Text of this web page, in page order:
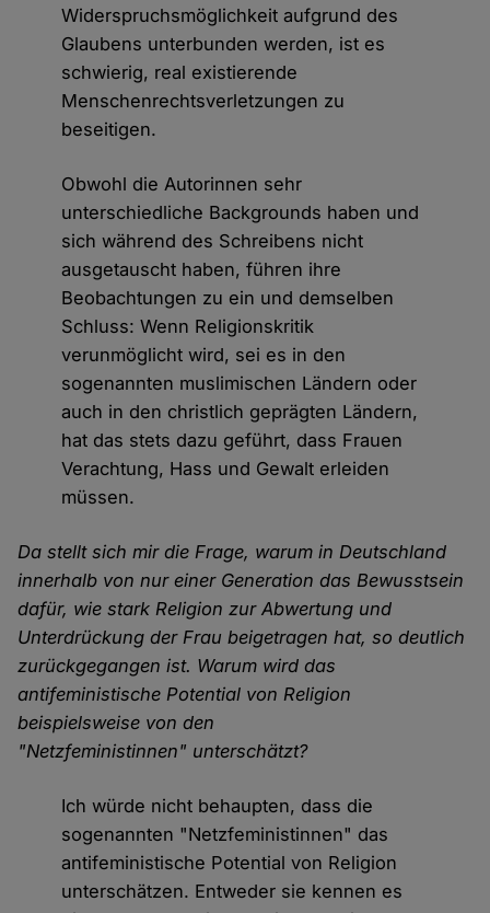
Widerspruchsmöglichkeit aufgrund des
Glaubens unterbunden werden, ist es
schwierig, real existierende
Menschenrechtsverletzungen zu
beseitigen.
Obwohl die Autorinnen sehr
unterschiedliche Backgrounds haben und
sich während des Schreibens nicht
ausgetauscht haben, führen ihre
Beobachtungen zu ein und demselben
Schluss: Wenn Religionskritik
verunmöglicht wird, sei es in den
sogenannten muslimischen Ländern oder
auch in den christlich geprägten Ländern,
hat das stets dazu geführt, dass Frauen
Verachtung, Hass und Gewalt erleiden
müssen.
Da stellt sich mir die Frage, warum in Deutschland
innerhalb von nur einer Generation das Bewusstsein
dafür, wie stark Religion zur Abwertung und
Unterdrückung der Frau beigetragen hat, so deutlich
zurückgegangen ist. Warum wird das
antifeministische Potential von Religion
beispielsweise von den
"Netzfeministinnen" unterschätzt?
Ich würde nicht behaupten, dass die
sogenannten "Netzfeministinnen" das
antifeministische Potential von Religion
unterschätzen. Entweder sie kennen es